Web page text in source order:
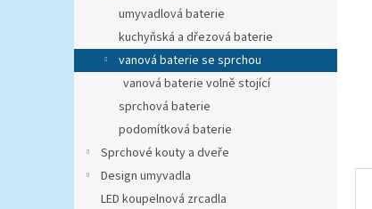
l
umyvadlová baterie
kuchyňská a dřezová baterie
vanová baterie se sprchou
vanová baterie volně stojící
sprchová baterie
podomítková baterie
Sprchové kouty a dveře
Design umyvadla
LED koupelnová zrcadla